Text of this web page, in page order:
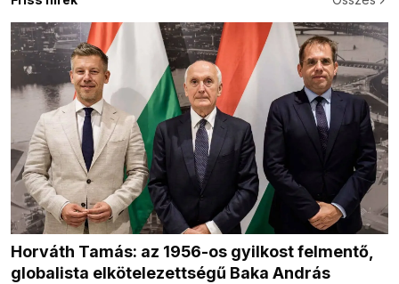
Horváth Tamás: az 1956-os gyilkost felmentő,
globalista elkötelezettségű Baka András